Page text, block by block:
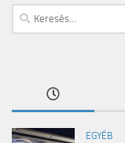
Keresés:
EGYÉB